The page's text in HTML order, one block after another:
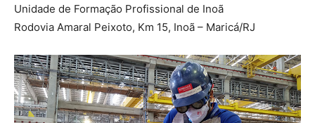
Unidade de Formação Profissional de Inoã
Rodovia Amaral Peixoto, Km 15, Inoã – Maricá/RJ